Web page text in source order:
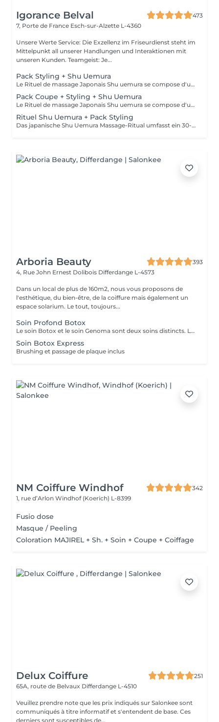
Igorance Belval
473
7, Porte de France Esch-sur-Alzette L-4360
Unsere Werte Service: Die Exzellenz im Friseurdienst steht im
Mittelpunkt all unserer Handlungen und Interaktionen mit
unseren Kunden. Teamgeist: Je...
Pack Styling + Shu Uemura
Le Rituel de massage Japonais Shu uemura se compose d'un shampooing et d'un soin d'une durée de 30 minutes pour une relaxation une une réparation intense du cheveu et ensuite le pack styling
Pack Coupe + Styling + Shu Uemura
Le Rituel de massage Japonais Shu uemura se compose d'un shampooing et d'un soin d'une durée de 30 minutes pour une relaxation une une réparation intense du cheveu et ensuite le pack coupe styling
Rituel Shu Uemura + Pack Styling
Das japanische Shu Uemura Massage-Ritual umfasst ein 30-minütiges Shampoo und eine Behandlung zur intensiven Haarreparatur und Entspannung + Styling-Paket. Die Preise sind als Richtwerte zu verstehen und müssen nach einer individuellen Beratung durch Ihren Friseur/Stylisten/Spezialisten bestätigt werden. Die Geschäftsleitung behält sich das Recht vor, Änderungen zur reibungslosen Funktion des Salons vorzunehmen.
Arboria Beauty
393
4, Rue John Ernest Dolibois Differdange L-4573
Dans un local de plus de 160m2, nous vous proposons de
l'esthétique, du bien-être, de la coiffure mais également un
espace solarium. Le tout, toujours...
Soin Profond Botox
Le soin Botox et le soin Genoma sont deux soins distincts. Le soin Genoma est destiné aux cheveux très abimés par des transformations chimiques et permet de réinjecter les acides animés perdus tandis que le soin Botox répare les cheveux sensibilisés , fins et manques de volume. Les soins ont une durée de 2 à 5 mois avec la gamme d'entretient, inclus dans cette prestation.
Soin Botox Express
Brushing et passage de plaque inclus
NM Coiffure Windhof
342
1, rue d’Arlon Windhof (Koerich) L-8399
Fusio dose
Masque / Peeling
Coloration MAJIREL + Sh. + Soin + Coupe + Coiffage
Delux Coiffure
251
65A, route de Belvaux Differdange L-4510
Veuillez prendre note que les prix indiqués sur Salonkee sont
communiqués à titre informatif et s'entendent de base. Ces
derniers sont susceptibles de...